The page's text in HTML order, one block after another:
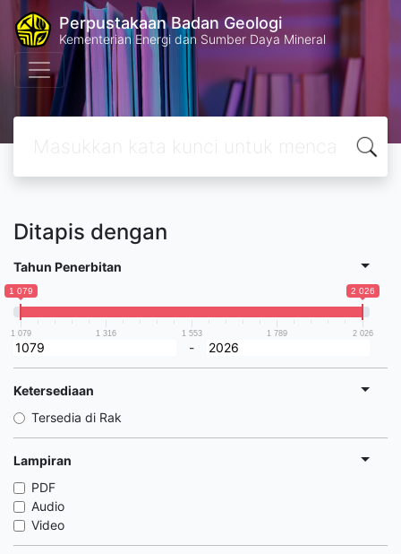
Perpustakaan Badan Geologi
Kementerian Energi dan Sumber Daya Mineral
Ditapis dengan
Tahun Penerbitan
1 079 2 026
1 079 1 316 1 553 1 789 2 026
-
Ketersediaan
Tersedia di Rak
Lampiran
PDF
Audio
Video